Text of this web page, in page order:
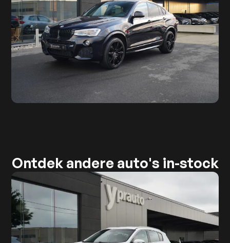
Ontdek andere auto's in-stock